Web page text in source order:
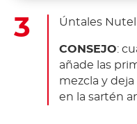
Úntales
CONSEJO:
añade las
mezcla y
en la sartén